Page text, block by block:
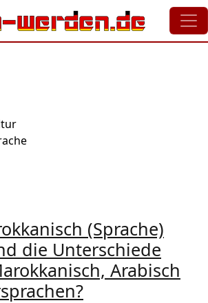
(Sprache)
die Unterschiede
Arabisch